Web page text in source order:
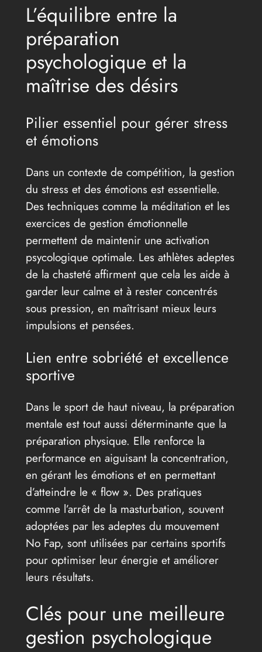
L’équilibre entre la
préparation
psychologique et la
maîtrise des désirs
Pilier essentiel pour gérer stress
et émotions
Dans un contexte de compétition, la gestion
du stress et des émotions est essentielle.
Des techniques comme la méditation et les
exercices de gestion émotionnelle
permettent de maintenir une activation
psycologique optimale. Les athlètes adeptes
de la chasteté affirment que cela les aide à
garder leur calme et à rester concentrés
sous pression, en maîtrisant mieux leurs
impulsions et pensées.
Lien entre sobriété et excellence
sportive
Dans le sport de haut niveau, la préparation
mentale est tout aussi déterminante que la
préparation physique. Elle renforce la
performance en aiguisant la concentration,
en gérant les émotions et en permettant
d’atteindre le « flow ». Des pratiques
comme l’arrêt de la masturbation, souvent
adoptées par les adeptes du mouvement
No Fap, sont utilisées par certains sportifs
pour optimiser leur énergie et améliorer
leurs résultats.
Clés pour une meilleure
gestion psychologique